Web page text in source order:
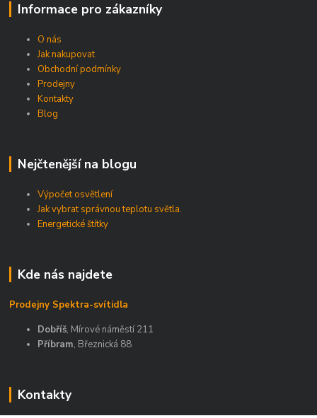
Informace pro zákazníky
O nás
Jak nakupovat
Obchodní podmínky
Prodejny
Kontakty
Blog
Nejčtenější na blogu
Výpočet osvětlení
Jak vybrat správnou teplotu světla.
Energetické štítky
Kde nás najdete
Prodejny Spektra-svítidla
Dobříš, Mírové náměstí 211
Příbram, Březnická 88
Kontakty